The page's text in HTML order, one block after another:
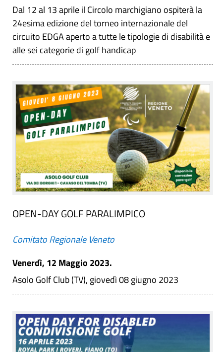
Dal 12 al 13 aprile il Circolo marchigiano ospiterà la
24esima edizione del torneo internazionale del
circuito EDGA aperto a tutte le tipologie di disabilità e
alle sei categorie di golf handicap
OPEN-DAY GOLF PARALIMPICO
Comitato Regionale Veneto
Venerdì, 12 Maggio 2023.
Asolo Golf Club (TV), giovedì 08 giugno 2023